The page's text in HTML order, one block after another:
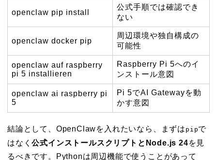
openclaw pip install
公式手順では確認でき
ない
openclaw docker pip
周辺環境や独自構成の
可能性
openclaw auf raspberry
pi 5 installieren
Raspberry Pi 5へのイ
ンストール意図
openclaw ai raspberry pi
5
Pi 5でAI Gatewayを動
かす意図
結論として、OpenClawを入れたいなら、まずは pipで
はなく公式インストールスクリプトとNode.js 24を見
るべきです。Pythonは周辺機能で使うことがあって